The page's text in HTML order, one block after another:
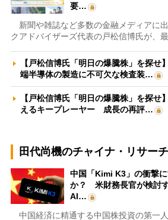
要…
新聞や雑誌など多数の金融メディアに
クアドバイザーズ代表の戸松信博氏が、
【戸松信博氏「明日の爆騰株」を探せ
端半導体の製造に不可欠な検査装…
【戸松信博氏「明日の爆騰株」を探せ
えるキープレーヤー 成長の再評…
田代尚機のチャイナ・リサーチ
中国「Kimi K3」の衝撃
か？ 米財務長官が検討
AI…
中国経済に精通する中国株投資の第一